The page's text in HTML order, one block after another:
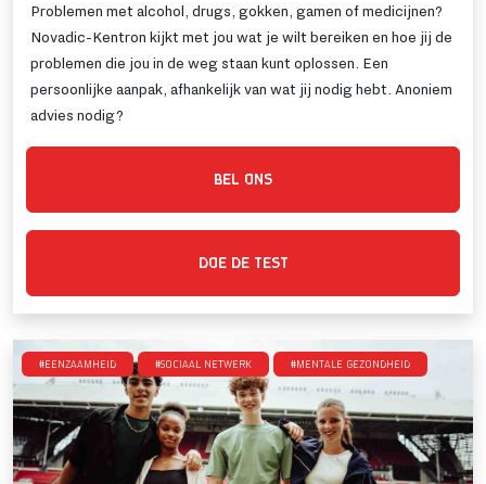
Problemen met alcohol, drugs, gokken, gamen of medicijnen?
Novadic-Kentron kijkt met jou wat je wilt bereiken en hoe jij de
problemen die jou in de weg staan kunt oplossen. Een
persoonlijke aanpak, afhankelijk van wat jij nodig hebt. Anoniem
advies nodig?
BEL ONS
DOE DE TEST
#Eenzaamheid #Sociaal netwerk #Mentale gezondheid